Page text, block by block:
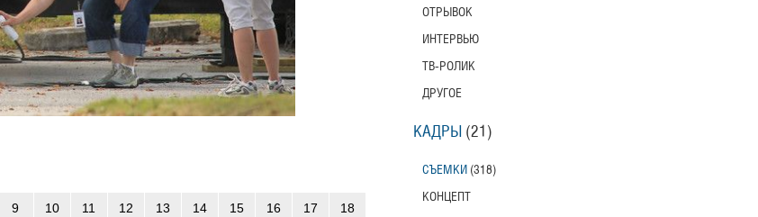
9 10 11 12 13 14 15 16 17 18
ОТРЫВОК
ИНТЕРВЬЮ
ТВ-РОЛИК
ДРУГОЕ
КАДРЫ (21)
СЪЕМКИ (318)
КОНЦЕПТ